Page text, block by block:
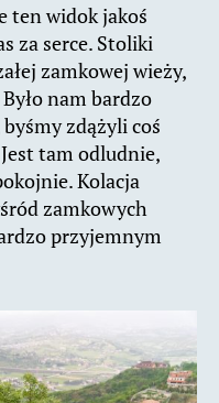
ten widok jakoś
za serce. Stoliki
zamkowej wieży,
nam bardzo
zdążyli coś
tam odludnie,
Kolacja
zamkowych
przyjemnym